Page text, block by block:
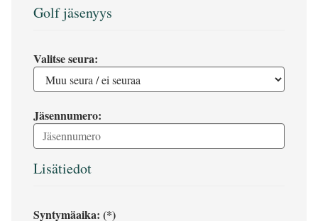
Golf jäsenyys
Valitse seura:
Jäsennumero:
Lisätiedot
Syntymäaika: (*)